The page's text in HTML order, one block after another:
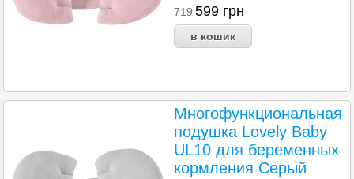
719599 грн
Многофункциональная
подушка Lovely Baby
UL10 для беременных
кормления Серый